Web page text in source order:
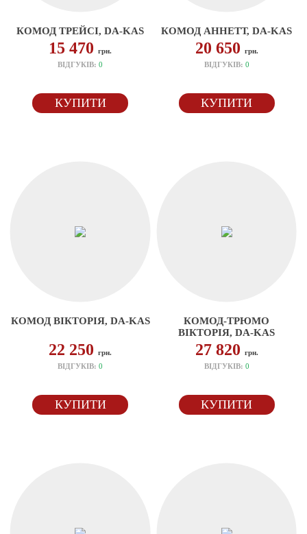
КОМОД ТРЕЙСІ, DA-KAS
15 470грн.
ВІДГУКІВ:0
КУПИТИ
КОМОД АННЕТТ, DA-KAS
20 650 грн.
ВІДГУКІВ: 0
КУПИТИ
КОМОД ВІКТОРІЯ, DA-KAS
22 250грн.
ВІДГУКІВ:0
КУПИТИ
КОМОД-ТРЮМО
ВІКТОРІЯ, DA-KAS
27 820 грн.
ВІДГУКІВ: 0
КУПИТИ